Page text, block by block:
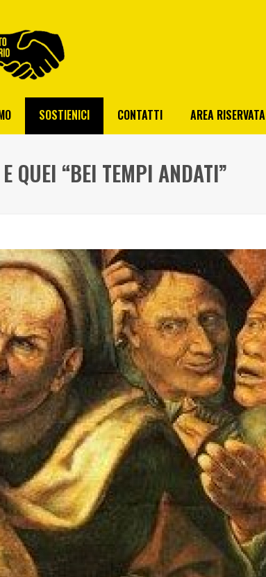
SOSTIENICI CONTATTI AREA RISERVATA
QUEI “BEI TEMPI ANDATI”